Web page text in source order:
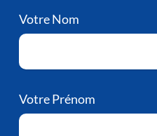
Votre Nom
Votre Prénom